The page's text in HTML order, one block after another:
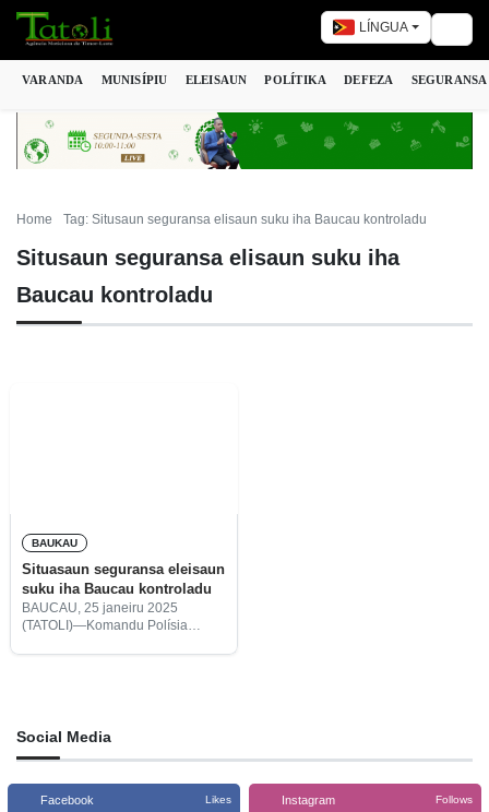
LÍNGUA
VARANDA MUNISÍPIU ELEISAUN POLÍTIKA DEFEZA SEGURANSA
Home Tag: Situsaun seguransa elisaun suku iha Baucau kontroladu
Situsaun seguransa elisaun suku iha
Baucau kontroladu
BAUKAU
Situasaun seguransa eleisaun
suku iha Baucau kontroladu
BAUCAU, 25 janeiru 2025
(TATOLI)—Komandu Polísia
Social Media
Facebook Likes Instagram Follows